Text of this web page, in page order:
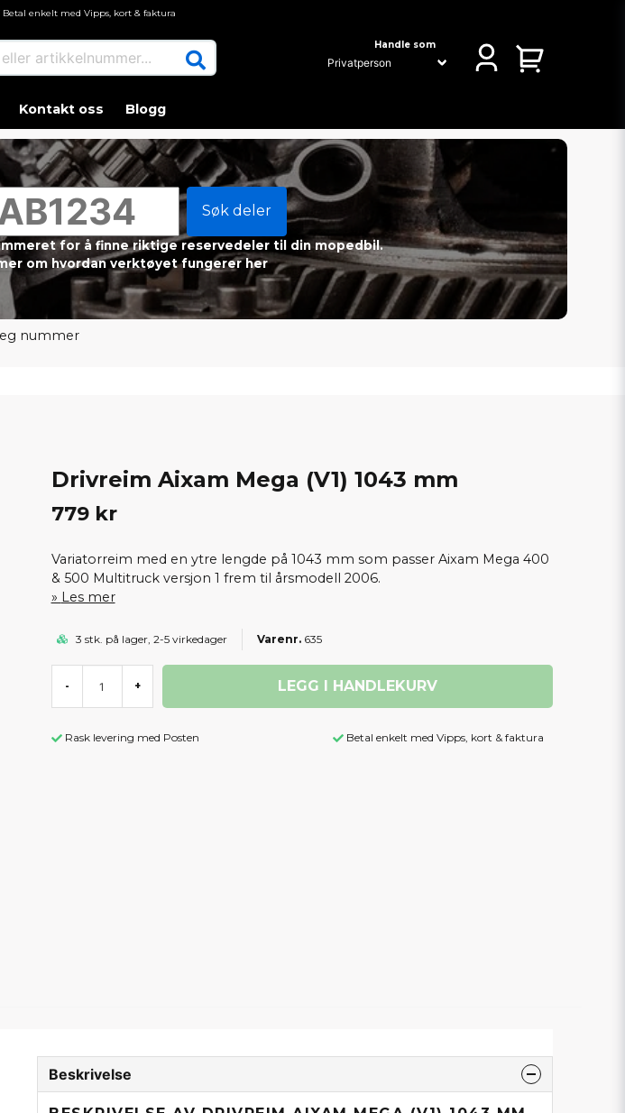
Betal enkelt med Vipps, kort & faktura
artikkelnummer... Handle som
Kontakt oss Blogg
Søk deler
for å finne riktige reservedeler til din mopedbil.
om hvordan verktøyet fungerer her
nummer
Drivreim Aixam Mega (V1) 1043 mm
779 kr
Variatorreim med en ytre lengde på 1043 mm som passer Aixam Mega 400
& 500 Multitruck versjon 1 frem til årsmodell 2006.
Les mer
3 stk. på lager, 2-5 virkedager 635
- + LEGG I HANDLEKURV
Rask levering med Posten Betal enkelt med Vipps, kort & faktura
Beskrivelse